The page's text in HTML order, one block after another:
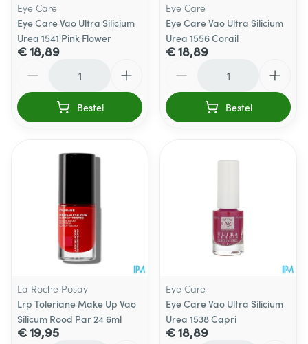
Eye Care
Eye Care Vao Ultra Silicium
Urea 1541 Pink Flower
€ 18,89
Bestel
Eye Care
Eye Care Vao Ultra Silicium
Urea 1556 Corail
€ 18,89
Bestel
La Roche Posay
Lrp Toleriane Make Up Vao
Silicum Rood Par 24 6ml
€ 19,95
Eye Care
Eye Care Vao Ultra Silicium
Urea 1538 Capri
€ 18,89